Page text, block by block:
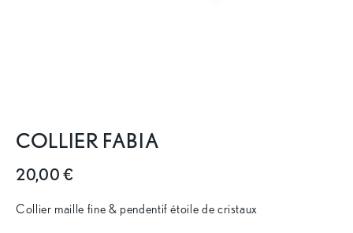
COLLIER FABIA
20,00 €
Collier maille fine & pendentif étoile de cristaux